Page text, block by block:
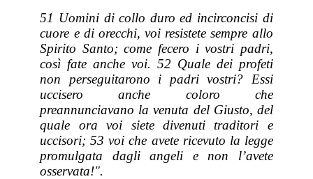
51 Uomini di collo duro ed incirconcisi di
cuore e di orecchi, voi resistete sempre allo
Spirito Santo; come fecero i vostri padri,
così fate anche voi. 52 Quale dei profeti
non perseguitarono i padri vostri? Essi
uccisero anche coloro che
preannunciavano la venuta del Giusto, del
quale ora voi siete divenuti traditori e
uccisori; 53 voi che avete ricevuto la legge
promulgata dagli angeli e non l’avete
osservata!".